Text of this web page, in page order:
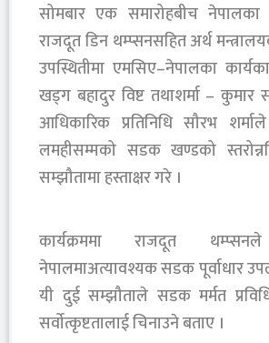
सोमबार एक समारोहबीच नेपालका
राजदूत डिन थम्प्सनसहित अर्थ
उपस्थितीमा एमसिए–नेपालका
खड्ग बहादुर विष्ट तथाशर्मा – कुमार
आधिकारिक प्रतिनिधि सौरभ
लमहीसम्मको सडक खण्डको
सम्झौतामा हस्ताक्षर गरे ।
कार्यक्रममा राजदूत
नेपालमाअत्यावश्यक सडक पूर्वाधार
यी दुई सम्झौताले सडक मर्मत
सर्वाेत्कृष्टतालाई चिनाउने बताए ।